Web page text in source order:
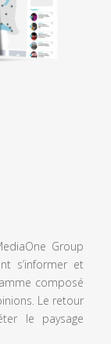
Group
s’informer et
composé
Le retour
le paysage